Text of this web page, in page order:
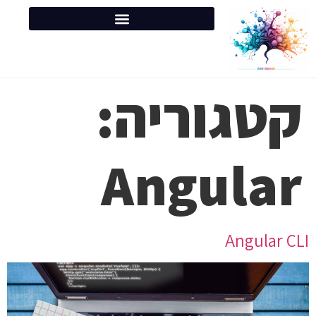
קטגוריה:
Angular
Angular CLI